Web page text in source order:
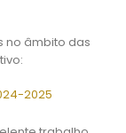
no âmbito das
2025